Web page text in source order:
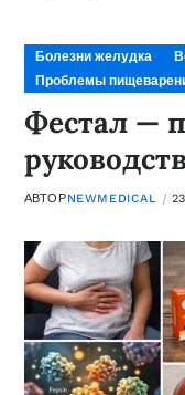
Болезни желудка
Проблемы
Фестал —
АВТОРNEWMEDICAL